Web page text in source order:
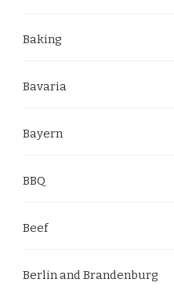
Baking
Bavaria
Bayern
BBQ
Beef
Berlin and Brandenburg